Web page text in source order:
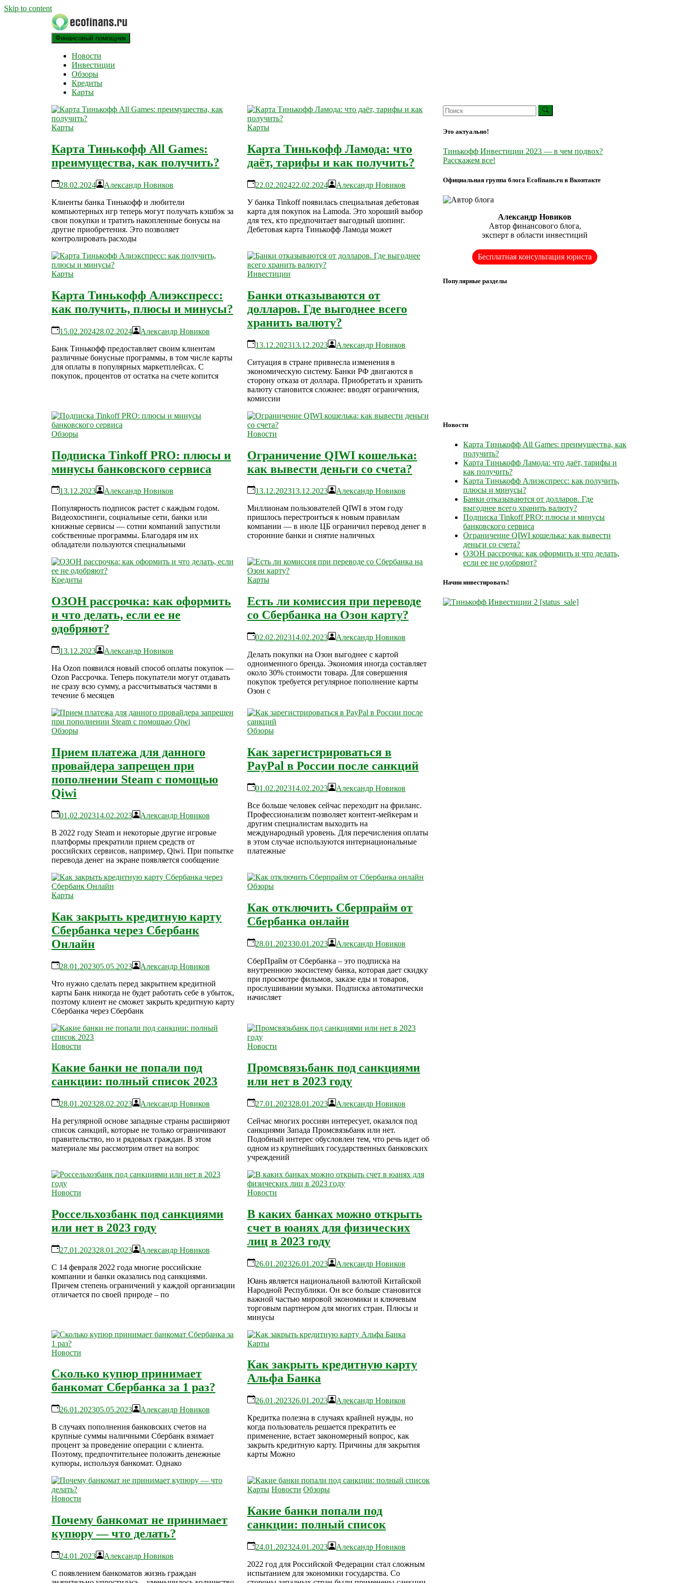
Skip to content
ECOFINANS
финансовый блог
Финансовый помощник
Новости
Инвестиции
Обзоры
Кредиты
Карты
Карты
Карта Тинькофф All Games:
преимущества, как получить?
28.02.2024
Александр Новиков
Клиенты банка Тинькофф и любители
компьютерных игр теперь могут получать кэшбэк за
свои покупки и тратить накопленные бонусы на
другие приобретения. Это позволяет
контролировать расходы
Карты
Карта Тинькофф Ламода: что
даёт, тарифы и как получить?
22.02.202422.02.2024
Александр Новиков
У банка Tinkoff появилась специальная дебетовая
карта для покупок на Lamoda. Это хороший выбор
для тех, кто предпочитает выгодный шопинг.
Дебетовая карта Тинькофф Ламода может
Карты
Карта Тинькофф Алиэкспресс:
как получить, плюсы и минусы?
15.02.202428.02.2024
Александр Новиков
Банк Тинькофф предоставляет своим клиентам
различные бонусные программы, в том числе карты
для оплаты в популярных маркетплейсах. С
покупок, процентов от остатка на счете копится
Инвестиции
Банки отказываются от
долларов. Где выгоднее всего
хранить валюту?
13.12.202313.12.2023
Александр Новиков
Ситуация в стране привнесла изменения в
экономическую систему. Банки РФ двигаются в
сторону отказа от доллара. Приобретать и хранить
валюту становится сложнее: вводят ограничения,
комиссии
Обзоры
Подписка Tinkoff PRO: плюсы и
минусы банковского сервиса
13.12.2023
Александр Новиков
Популярность подписок растет с каждым годом.
Видеохостинги, социальные сети, банки или
книжные сервисы — сотни компаний запустили
собственные программы. Благодаря им их
обладатели пользуются специальными
Новости
Ограничение QIWI кошелька:
как вывести деньги со счета?
13.12.202313.12.2023
Александр Новиков
Миллионам пользователей QIWI в этом году
пришлось перестроиться к новым правилам
компании — в июле ЦБ ограничил перевод денег в
сторонние банки и снятие наличных
Кредиты
ОЗОН рассрочка: как оформить
и что делать, если ее не
одобряют?
13.12.2023
Александр Новиков
На Ozon появился новый способ оплаты покупок —
Ozon Рассрочка. Теперь покупатели могут отдавать
не сразу всю сумму, а рассчитываться частями в
течение 6 месяцев
Карты
Есть ли комиссия при переводе
со Сбербанка на Озон карту?
02.02.202314.02.2023
Александр Новиков
Делать покупки на Озон выгоднее с картой
одноименного бренда. Экономия иногда составляет
около 30% стоимости товара. Для совершения
покупок требуется регулярное пополнение карты
Озон с
Обзоры
Прием платежа для данного
провайдера запрещен при
пополнении Steam с помощью
Qiwi
01.02.202314.02.2023
Александр Новиков
В 2022 году Steam и некоторые другие игровые
платформы прекратили прием средств от
российских сервисов, например, Qiwi. При попытке
перевода денег на экране появляется сообщение
Обзоры
Как зарегистрироваться в
PayPal в России после санкций
01.02.202314.02.2023
Александр Новиков
Все больше человек сейчас переходит на фриланс.
Профессионализм позволяет контент-мейкерам и
другим специалистам выходить на
международный уровень. Для перечисления оплаты
в этом случае используются интернациональные
платежные
Карты
Как закрыть кредитную карту
Сбербанка через Сбербанк
Онлайн
28.01.202305.05.2023
Александр Новиков
Что нужно сделать перед закрытием кредитной
карты Банк никогда не будет работать себе в убыток,
поэтому клиент не сможет закрыть кредитную карту
Сбербанка через Сбербанк
Обзоры
Как отключить Сберпрайм от
Сбербанка онлайн
28.01.202330.01.2023
Александр Новиков
СберПрайм от Сбербанка – это подписка на
внутреннюю экосистему банка, которая дает скидку
при просмотре фильмов, заказе еды и товаров,
прослушивании музыки. Подписка автоматически
начисляет
Новости
Какие банки не попали под
санкции: полный список 2023
28.01.202328.02.2023
Александр Новиков
На регулярной основе западные страны расширяют
список санкций, которые не только ограничивают
правительство, но и рядовых граждан. В этом
материале мы рассмотрим ответ на вопрос
Новости
Промсвязьбанк под санкциями
или нет в 2023 году
27.01.202328.01.2023
Александр Новиков
Сейчас многих россиян интересует, оказался под
санкциями Запада Промсвязьбанк или нет.
Подобный интерес обусловлен тем, что речь идет об
одном из крупнейших государственных банковских
учреждений
Новости
Россельхозбанк под санкциями
или нет в 2023 году
27.01.202328.01.2023
Александр Новиков
С 14 февраля 2022 года многие российские
компании и банки оказались под санкциями.
Причем степень ограничений у каждой организации
отличается по своей природе – по
Новости
В каких банках можно открыть
счет в юанях для физических
лиц в 2023 году
26.01.202326.01.2023
Александр Новиков
Юань является национальной валютой Китайской
Народной Республики. Он все больше становится
важной частью мировой экономики и ключевым
торговым партнером для многих стран. Плюсы и
минусы
Новости
Сколько купюр принимает
банкомат Сбербанка за 1 раз?
26.01.202305.05.2023
Александр Новиков
В случаях пополнения банковских счетов на
крупные суммы наличными Сбербанк взимает
процент за проведение операции с клиента.
Поэтому, предпочтительнее положить денежные
купюры, используя банкомат. Однако
Карты
Как закрыть кредитную карту
Альфа Банка
26.01.202326.01.2023
Александр Новиков
Кредитка полезна в случаях крайней нужды, но
когда пользователь решается прекратить ее
применение, встает закономерный вопрос, как
закрыть кредитную карту. Причины для закрытия
карты Можно
Новости
Почему банкомат не принимает
купюру — что делать?
24.01.2023
Александр Новиков
С появлением банкоматов жизнь граждан
Карты Новости Обзоры
Какие банки попали под
санкции: полный список
24.01.202324.01.2023
Александр Новиков
2022 год для Российской Федерации стал сложным
испытанием для экономики государства. Со
Это актуально!
Тинькофф Инвестиции 2023 — в чем подвох?
Расскажем все!
Официальная группа блога Ecofinans.ru в Вконтакте
Александр Новиков
Автор финансового блога,
эксперт в области инвестиций
Бесплатная консультация юриста
Популярные разделы
Новости
Карта Тинькофф All Games: преимущества, как
получить?
Карта Тинькофф Ламода: что даёт, тарифы и
как получить?
Карта Тинькофф Алиэкспресс: как получить,
плюсы и минусы?
Банки отказываются от долларов. Где
выгоднее всего хранить валюту?
Подписка Tinkoff PRO: плюсы и минусы
банковского сервиса
Ограничение QIWI кошелька: как вывести
деньги со счета?
ОЗОН рассрочка: как оформить и что делать,
если ее не одобряют?
Начни инвестировать!